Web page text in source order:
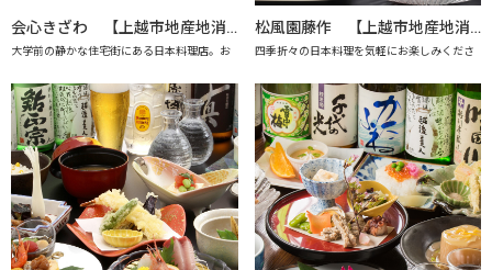
会心きざわ 【上越市地産地消の店認定店】
大学前の静かな住宅街にある日本料理店。お
松風園藤作 【上越市地産地消の店認定店】
四季折々の日本料理を気軽にお楽しみくださ